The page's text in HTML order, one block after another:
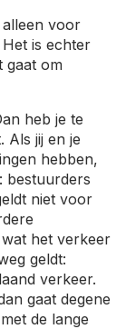
voor
is echter
gaat om
heb je te
Als jij en je
hebben,
bestuurders
niet voor
het verkeer
geldt:
verkeer.
gaat degene
de lange